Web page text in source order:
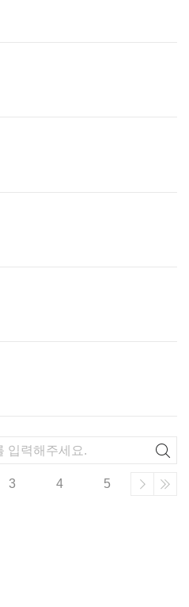
3 4 5